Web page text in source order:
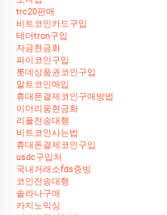
trc20판매
비트코인카드구입
테더tron구입
자금현금화
파이코인구입
롯데상품권코인구입
알트코인매입
휴대폰결제코인구매방법
이더리움현금화
리플전송대행
비트코인사는법
휴대폰결제코인구입
usdc구입처
국내거래소fds증빙
코인전송대행
솔라나구매
카지노믹싱